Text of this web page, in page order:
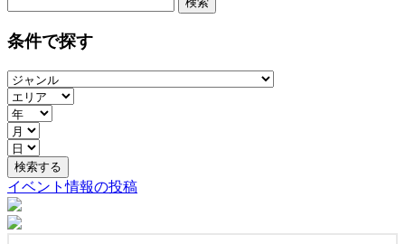
条件で探す
イベント情報の投稿